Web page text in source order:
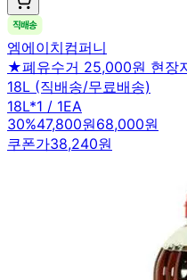
엠에이치컴퍼니
★폐유수거 25,000원 현장
18L (직배송/무료배송)
18L*1 / 1EA
30%47,800원68,000원
쿠폰가38,240원